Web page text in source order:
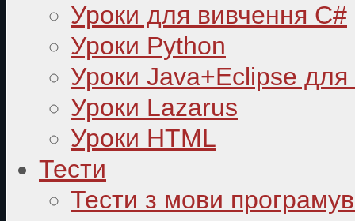
Уроки для вивчення C#
Уроки Python
Уроки Java+Eclipse
Уроки Lazarus
Уроки HTML
Тести
Тести з мови